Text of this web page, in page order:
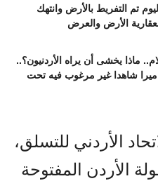
تم التفريط بالأرض وانتهك
الأرض والعرض
ماذا يخشى أن يراه الأردنيون؟..
شاهدا غير مرغوب فيه تحت
الأردني للتسلق،
الأردن المفتوحة